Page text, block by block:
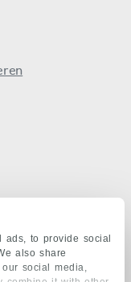
ads, to provide social
also share
social media,